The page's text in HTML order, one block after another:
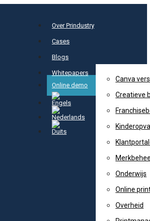
Over Prindustry
Cases
Blogs
Whitepapers
Canva
Creatieve
Onderwijs
Online
Overheid
Online demo